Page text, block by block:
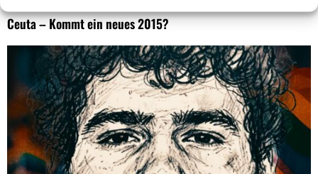
Ceuta – Kommt ein neues 2015?